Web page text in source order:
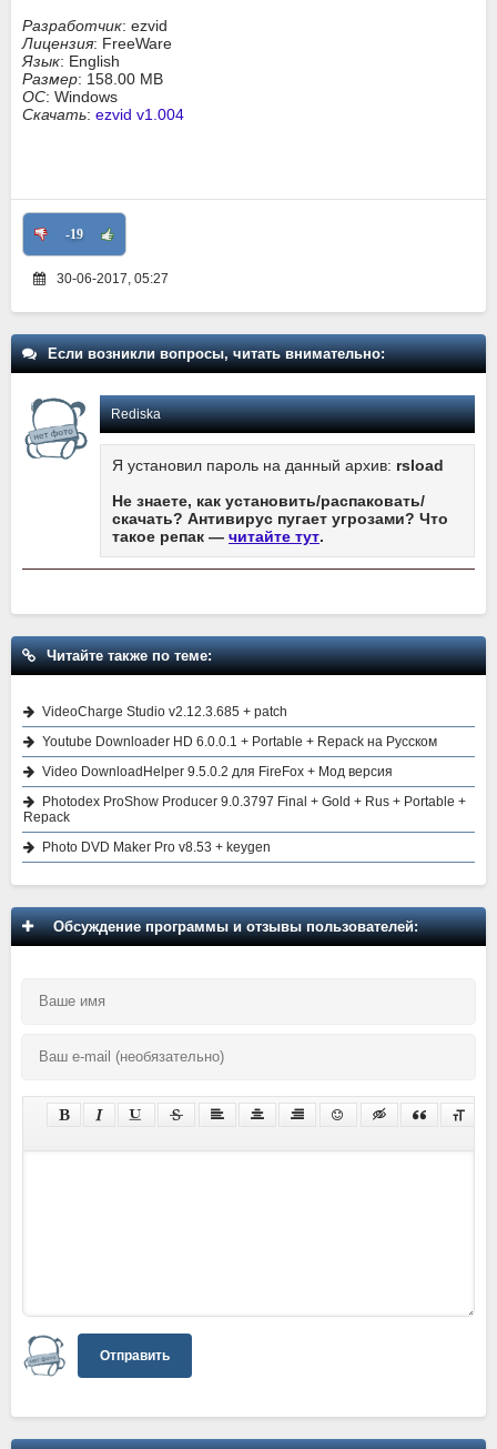
Разработчик: ezvid
Лицензия: FreeWare
Язык: English
Размер: 158.00 MB
ОС: Windows
Скачать: ezvid v1.004
-19
30-06-2017, 05:27
Если возникли вопросы, читать внимательно:
Rediska
Я установил пароль на данный архив: rsload
Не знаете, как установить/распаковать/
скачать? Антивирус пугает угрозами? Что
такое репак — читайте тут.
Читайте также по теме:
VideoCharge Studio v2.12.3.685 + patch
Youtube Downloader HD 6.0.0.1 + Portable + Repack на Русском
Video DownloadHelper 9.5.0.2 для FireFox + Мод версия
Photodex ProShow Producer 9.0.3797 Final + Gold + Rus + Portable +
Repack
Photo DVD Maker Pro v8.53 + keygen
Обсуждение программы и отзывы пользователей:
Отправить